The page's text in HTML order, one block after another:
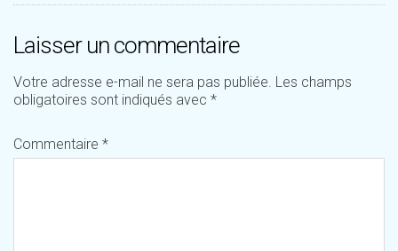
Laisser un commentaire
Votre adresse e-mail ne sera pas publiée. Les champs
obligatoires sont indiqués avec *
Commentaire *